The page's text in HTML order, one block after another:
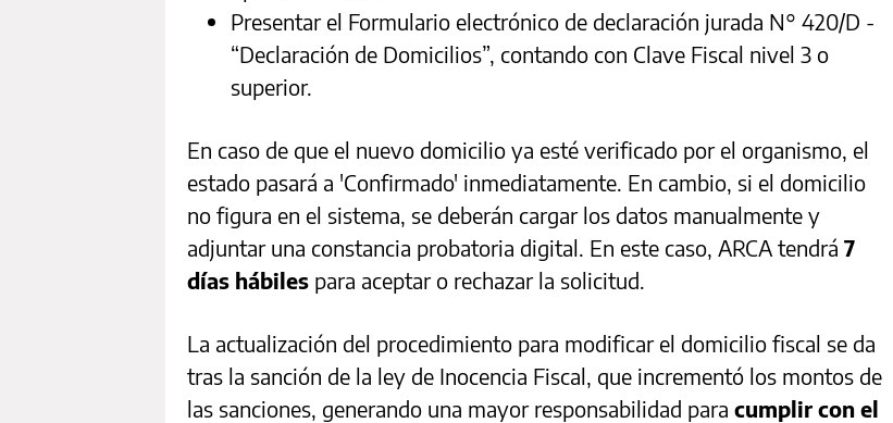
Presentar el Formulario electrónico de declaración jurada N° 420/D -
“Declaración de Domicilios”, contando con Clave Fiscal nivel 3 o
superior.
En caso de que el nuevo domicilio ya esté verificado por el organismo, el
estado pasará a 'Confirmado' inmediatamente. En cambio, si el domicilio
no figura en el sistema, se deberán cargar los datos manualmente y
adjuntar una constancia probatoria digital. En este caso, ARCA tendrá 7
días hábiles para aceptar o rechazar la solicitud.
La actualización del procedimiento para modificar el domicilio fiscal se da
tras la sanción de la ley de Inocencia Fiscal, que incrementó los montos de
las sanciones, generando una mayor responsabilidad para cumplir con el